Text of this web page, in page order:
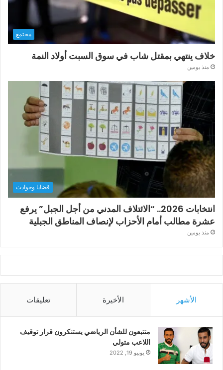
مجتمع
خلاف ينتهي بمقتل شاب في سوق السبت أولاد النمة
منذ يومين
قضايا وحوادث
انتخابات 2026.. “الائتلاف المدني من أجل الجبل” يرفع
عشرة مطالب أمام الأحزاب لإنصاف المناطق الجبلية
منذ يومين
الأشهر الأخيرة تعليقات
متتبعون للشأن الرياضي يستنكرون قرار توقيف
اللاعب متولي
يونيو 19, 2022